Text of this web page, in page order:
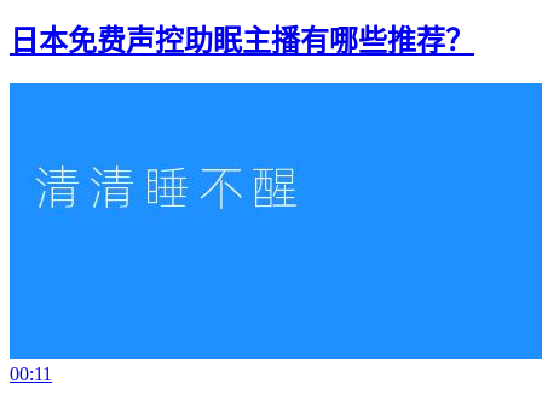
日本免费声控助眠主播有哪些推荐？
00:11